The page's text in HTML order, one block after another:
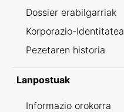
Dossier erabilgarriak
Korporazio-Identitatea
Pezetaren historia
Lanpostuak
Informazio orokorra